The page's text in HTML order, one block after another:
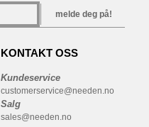
melde deg på!
KONTAKT OSS
Kundeservice
customerservice@needen.no
Salg
sales@needen.no